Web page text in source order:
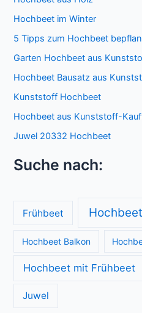
Hochbeet im Winter
5 Tipps zum Hochbeet
Garten Hochbeet aus
Hochbeet Bausatz aus
Kunststoff Hochbeet
Hochbeet aus Kunststoff-
Juwel 20332 Hochbeet
Suche nach:
Frühbeet
Hochbeet Balkon
Hochbeet mit Frühbeet
Juwel